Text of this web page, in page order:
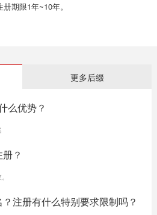
期限1年~10年。
更多后缀
么优势？
？
注册有什么特别要求限制吗？